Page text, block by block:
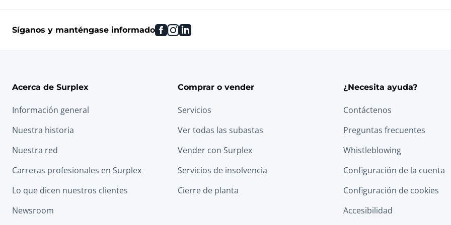
Síganos y manténgase informado facebook
instagram
linkedin
Acerca de Surplex
Información general
Nuestra historia
Nuestra red
Carreras profesionales en Surplex
Lo que dicen nuestros clientes
Newsroom
Comprar o vender
Servicios
Ver todas las subastas
Vender con Surplex
Servicios de insolvencia
Cierre de planta
¿Necesita ayuda?
Contáctenos
Preguntas frecuentes
Whistleblowing
Configuración de la cuenta
Configuración de cookies
Accesibilidad